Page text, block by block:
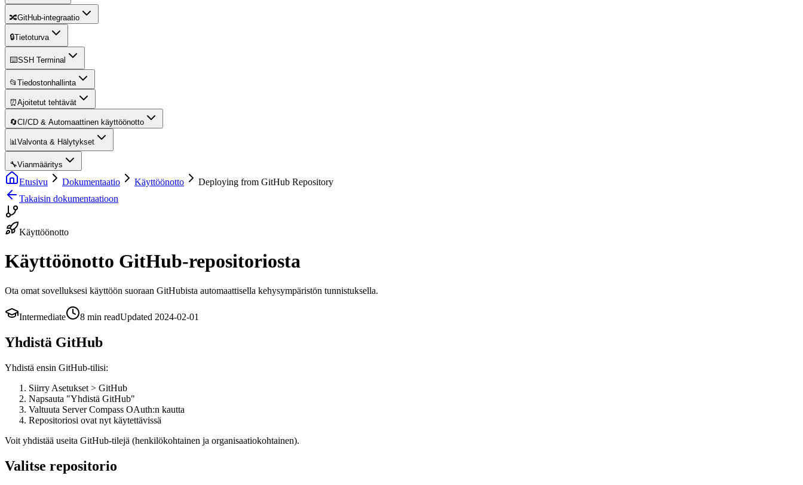
🔀GitHub-integraatio
🔒Tietoturva
⌨️SSH Terminal
📂 Tiedostonhallinta
⏰Ajoitetut tehtävät
🔄CI/CD & Automaattinen käyttöönotto
📊Valvonta & Hälytykset
🔧Vianmääritys
Etusivu Dokumentaatio Käyttöönotto
Deploying from GitHub Repository
Takaisin dokumentaatioon
Käyttöönotto
Käyttöönotto GitHub-repositoriosta
Ota omat sovelluksesi käyttöön suoraan GitHubista automaattisella kehysympäristön tunnistuksella.
Intermediate 8 min readUpdated 2024-02-01
Yhdistä GitHub
Yhdistä ensin GitHub-tilisi:
Siirry Asetukset > GitHub
Napsauta "Yhdistä GitHub"
Valtuuta Server Compass OAuth:n kautta
Repositoriosi ovat nyt käytettävissä
Voit yhdistää useita GitHub-tilejä (henkilökohtainen ja organisaatiokohtainen).
Valitse repositorio